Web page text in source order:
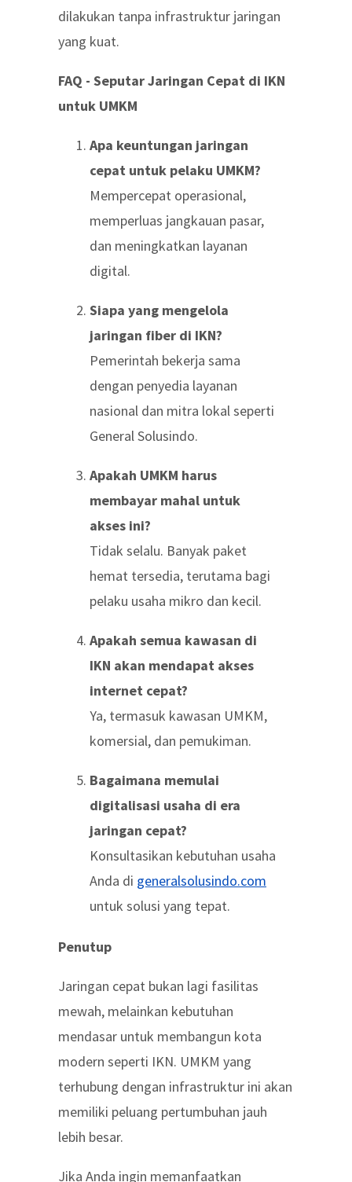
dilakukan tanpa infrastruktur jaringan
yang kuat.
FAQ - Seputar Jaringan Cepat di IKN
untuk UMKM
Apa keuntungan jaringan
cepat untuk pelaku UMKM?
Mempercepat operasional,
memperluas jangkauan pasar,
dan meningkatkan layanan
digital.
Siapa yang mengelola
jaringan fiber di IKN?
Pemerintah bekerja sama
dengan penyedia layanan
nasional dan mitra lokal seperti
General Solusindo.
Apakah UMKM harus
membayar mahal untuk
akses ini?
Tidak selalu. Banyak paket
hemat tersedia, terutama bagi
pelaku usaha mikro dan kecil.
Apakah semua kawasan di
IKN akan mendapat akses
internet cepat?
Ya, termasuk kawasan UMKM,
komersial, dan pemukiman.
Bagaimana memulai
digitalisasi usaha di era
jaringan cepat?
Konsultasikan kebutuhan usaha
Anda di generalsolusindo.com
untuk solusi yang tepat.
Penutup
Jaringan cepat bukan lagi fasilitas
mewah, melainkan kebutuhan
mendasar untuk membangun kota
modern seperti IKN. UMKM yang
terhubung dengan infrastruktur ini akan
memiliki peluang pertumbuhan jauh
lebih besar.
Jika Anda ingin memanfaatkan